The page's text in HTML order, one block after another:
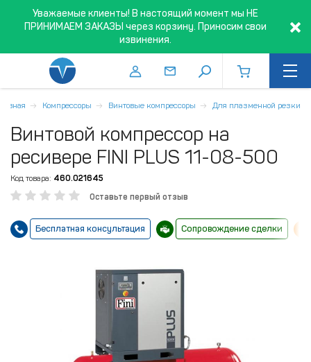
Уважаемые клиенты! В настоящий момент мы НЕ
ПРИНИМАЕМ ЗАКАЗЫ через корзину. Приносим свои
извинения.
Компрессоры Винтовые компрессоры Для плазменной резки
Винтовой компрессор на
ресивере FINI PLUS 11-08-500
Код товара: 460.021645
Оставьте первый отзыв
Бесплатная консультация Сопровождение сделки